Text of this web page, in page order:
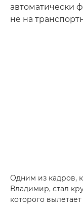
автоматически
не на
Одним из кадров,
Владимир, стал
которого